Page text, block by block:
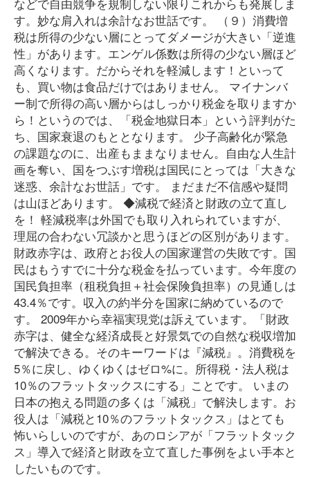
す。妙な肩入れは余計なお世話です。 （９）消費増
税は所得の少ない層にとってダメージが大きい「逆進
性」があります。エンゲル係数は所得の少ない層ほど
高くなります。だからそれを軽減します！といって
も、買い物は食品だけではありません。 マイナンバ
ー制で所得の高い層からはしっかり税金を取りますか
ら！というのでは、「税金地獄日本」という評判がた
ち、国家衰退のもととなります。 少子高齢化が緊急
の課題なのに、出産もままなりません。自由な人生計
画を奪い、国をつぶす増税は国民にとっては「大きな
迷惑、余計なお世話」です。 まだまだ不信感や疑問
は山ほどあります。 ◆減税で経済と財政の立て直し
を！ 軽減税率は外国でも取り入れられていますが、
理屈の合わない冗談かと思うほどの区別があります。
財政赤字は、政府とお役人の国家運営の失敗です。国
民はもうすでに十分な税金を払っています。今年度の
国民負担率（租税負担＋社会保険負担率）の見通しは
43.4％です。収入の約半分を国家に納めているので
す。 2009年から幸福実現党は訴えています。「財政
赤字は、健全な経済成長と好景気での自然な税収増加
で解決できる。そのキーワードは『減税』。消費税を
5％に戻し、ゆくゆくはゼロ%に。所得税・法人税は
10％のフラットタックスにする」ことです。 いまの
日本の抱える問題の多くは「減税」で解決します。お
役人は「減税と10％のフラットタックス」はとても
怖いらしいのですが、あのロシアが「フラットタック
ス」導入で経済と財政を立て直した事例をよい手本と
したいものです。